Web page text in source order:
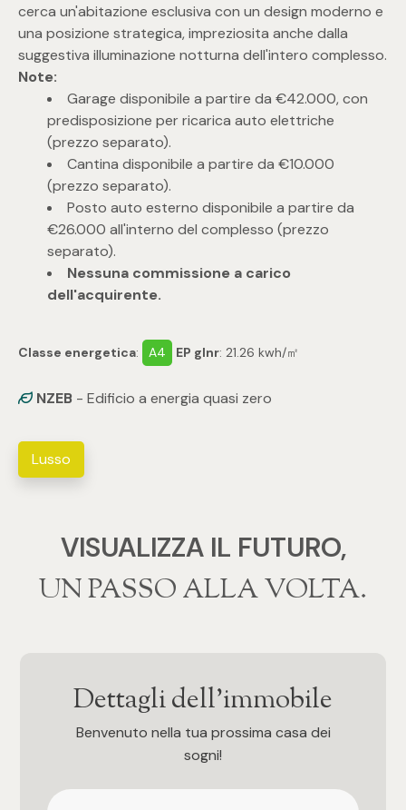
cerca un'abitazione esclusiva con un design moderno e
una posizione strategica, impreziosita anche dalla
suggestiva illuminazione notturna dell'intero complesso.
Note:
Garage disponibile a partire da €42.000, con
predisposizione per ricarica auto elettriche
(prezzo separato).
Cantina disponibile a partire da €10.000
(prezzo separato).
Posto auto esterno disponibile a partire da
€26.000 all'interno del complesso (prezzo
separato).
Nessuna commissione a carico
dell'acquirente.
Classe energetica: A4 EP glnr: 21.26 kwh/㎡
NZEB - Edificio a energia quasi zero
Lusso
VISUALIZZA IL FUTURO,
‍‍UN PASSO ALLA VOLTA.
Dettagli dell'immobile
Benvenuto nella tua prossima casa dei
sogni!
4
5
5+
Bagni
Qualsiasi
2
3
4